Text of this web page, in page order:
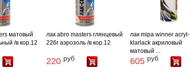
матовый
/в кор.12
лак abro masters глянцевый
226г аэрозоль /в кор.12
220 руб
лак mipa winner acryl-
klarlack акриловый
матовый ...
605 руб